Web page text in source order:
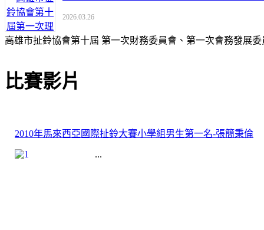
2026.03.26
高雄市扯鈴協會第十屆 第一次財務委員會、第一次會務發展
比賽影片
2010年馬來西亞國際扯鈴大賽小學組男生第一名-張簡秉倫
...